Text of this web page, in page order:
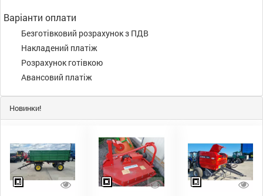
Варіанти оплати
Безготівковий розрахунок з ПДВ
Накладений платіж
Розрахунок готівкою
Авансовий платіж
Новинки!